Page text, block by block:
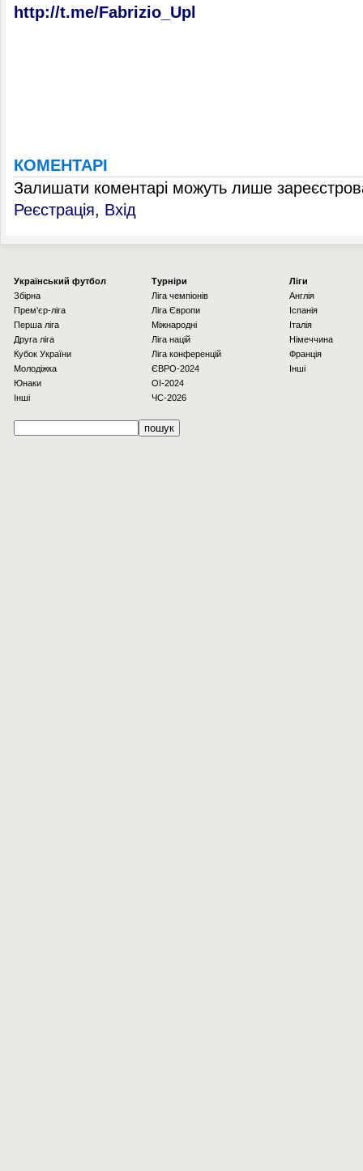
http://t.me/Fabrizio_Upl
КОМЕНТАРІ
Залишати коментарі можуть лише
Реєстрація, Вхід
Українcький футбол
Збірна
Прем'єр-ліга
Перша ліга
Друга ліга
Кубок України
Молодіжка
Юнаки
Інші
Турніри
Ліга чемпіонів
Ліга Європи
Міжнародні
Ліга націй
Ліга конференцій
ЄВРО-2024
OI-2024
ЧС-2026
Ліги
Англія
Іспанія
Італія
Німеччина
Франція
Інші